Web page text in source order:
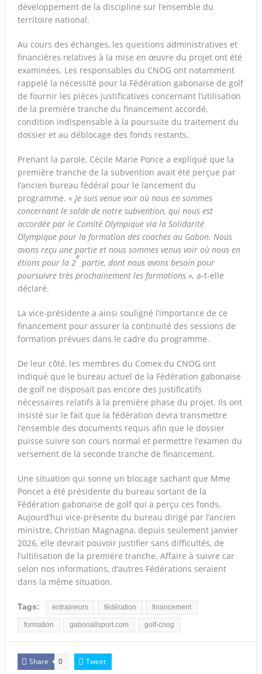
développement de la discipline sur l’ensemble du
territoire national.
Au cours des échanges, les questions administratives et
financières relatives à la mise en œuvre du projet ont été
examinées. Les responsables du CNOG ont notamment
rappelé la nécessité pour la Fédération gabonaise de golf
de fournir les pièces justificatives concernant l’utilisation
de la première tranche du financement accordé,
condition indispensable à la poursuite du traitement du
dossier et au déblocage des fonds restants.
Prenant la parole, Cécile Marie Ponce a expliqué que la
première tranche de la subvention avait été perçue par
l’ancien bureau fédéral pour le lancement du
programme. « Je suis venue voir où nous en sommes
concernant le solde de notre subvention, qui nous est
accordée par le Comité Olympique via la Solidarité
Olympique pour la formation des coaches au Gabon. Nous
avons reçu une partie et nous sommes venus voir où nous en
étions pour la 2
e
partie, dont nous avons besoin pour
poursuivre très prochainement les formations », a-t-elle
déclaré.
La vice-présidente a ainsi souligné l’importance de ce
financement pour assurer la continuité des sessions de
formation prévues dans le cadre du programme.
De leur côté, les membres du Comex du CNOG ont
indiqué que le bureau actuel de la Fédération gabonaise
de golf ne disposait pas encore des justificatifs
nécessaires relatifs à la première phase du projet. Ils ont
insisté sur le fait que la fédération devra transmettre
l’ensemble des documents requis afin que le dossier
puisse suivre son cours normal et permettre l’examen du
versement de la seconde tranche de financement.
Une situation qui sonne un blocage sachant que Mme
Poncet a été présidente du bureau sortant de la
Fédération gabonaise de golf qui a perçu ces fonds.
Aujourd’hui vice-présente du bureau dirigé par l’ancien
ministre, Christian Magnagna, depuis seulement janvier
2026, elle devrait pouvoir justifier sans difficultés, de
l’ultilisation de la première tranche. Affaire à suivre car
selon nos informations, d’autres Fédérations seraient
dans la même situation.
Tags: entraineurs fédération financement
formation gabonallsport.com golf-cnog
Share 0 Tweet